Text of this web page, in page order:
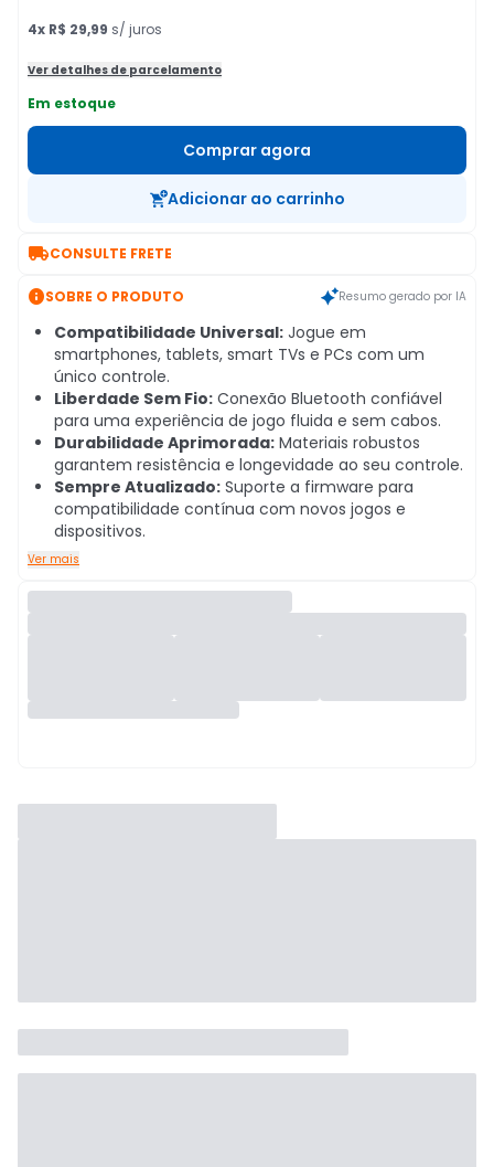
4x R$ 29,99 s/ juros
Ver detalhes de parcelamento
Em estoque
Comprar agora
Adicionar ao carrinho
CONSULTE FRETE
SOBRE O PRODUTO Resumo gerado por IA
Compatibilidade Universal: Jogue em
smartphones, tablets, smart TVs e PCs com um
único controle.
Liberdade Sem Fio: Conexão Bluetooth confiável
para uma experiência de jogo fluida e sem cabos.
Durabilidade Aprimorada: Materiais robustos
garantem resistência e longevidade ao seu controle.
Sempre Atualizado: Suporte a firmware para
compatibilidade contínua com novos jogos e
dispositivos.
Ver mais